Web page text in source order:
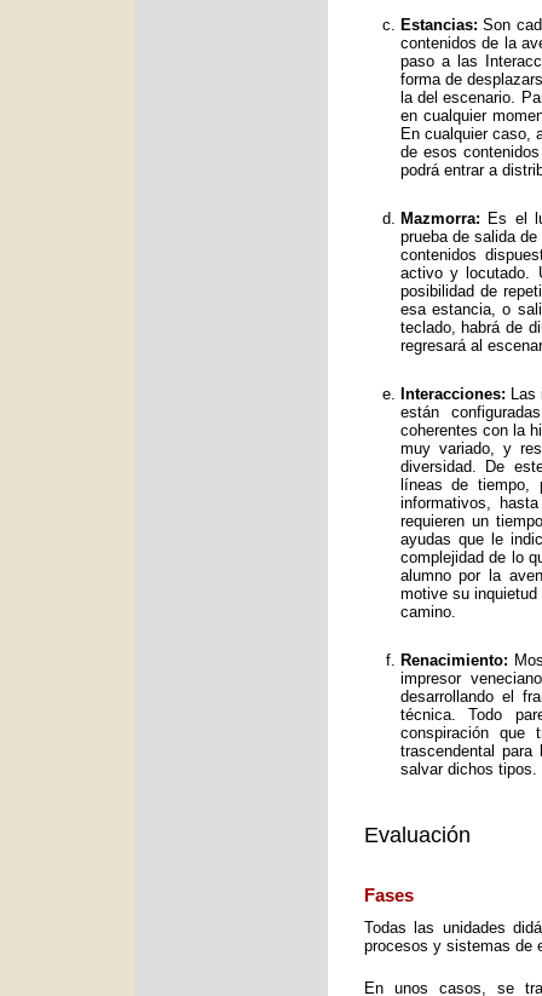
Estancias: Son
contenidos de la
paso a las
forma de
la del escenario.
en cualquier
En cualquier caso,
de esos
podrá entrar a
Mazmorra: Es el
prueba de salida
contenidos
activo y locutado.
posibilidad de
esa estancia, o
teclado, habrá de
regresará al
Interacciones: Las
están
coherentes con la
muy variado, y
diversidad. De
líneas de tiempo,
informativos,
requieren un
ayudas que le
complejidad de lo
alumno por la
motive su
camino.
Renacimiento:
impresor
desarrollando el
técnica. Todo
conspiración
trascendental
salvar dichos tipos.
Evaluación
Fases
Todas las unidades
procesos y sistemas de
En unos casos, se